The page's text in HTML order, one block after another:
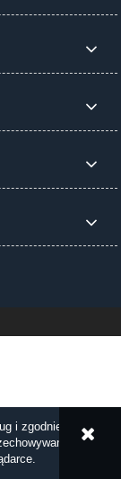
i zgodnie z